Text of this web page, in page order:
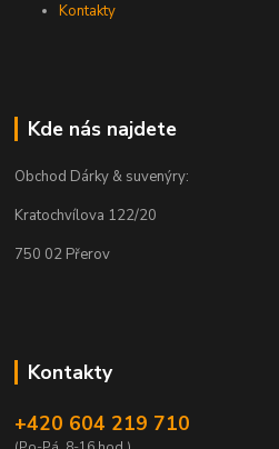
Kontakty
Kde nás najdete
Obchod Dárky & suvenýry:
Kratochvílova 122/20
750 02 Přerov
Kontakty
+420 604 219 710